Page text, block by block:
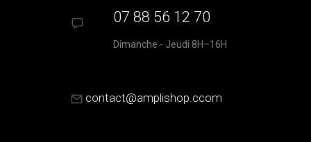
07 88 56 12 70
Dimanche - Jeudi 8H–16H
contact@amplishop.ccom